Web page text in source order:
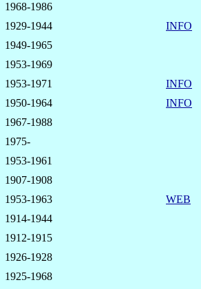
1968-1986
1929-1944
INFO
1949-1965
1953-1969
1953-1971
INFO
1950-1964
INFO
1967-1988
1975-
1953-1961
1907-1908
1953-1963 WEB
1914-1944
1912-1915
1926-1928
1925-1968